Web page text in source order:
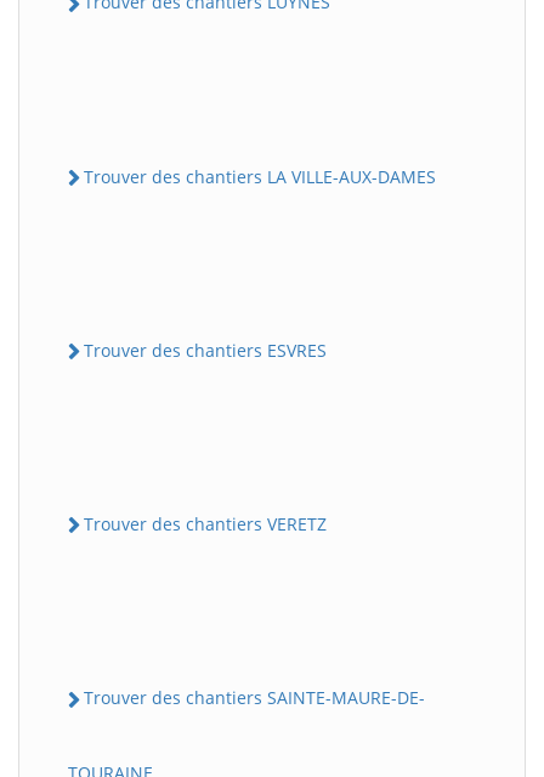
Trouver des chantiers LA VILLE-AUX-DAMES
Trouver des chantiers ESVRES
Trouver des chantiers VERETZ
Trouver des chantiers SAINTE-MAURE-DE-
TOURAINE